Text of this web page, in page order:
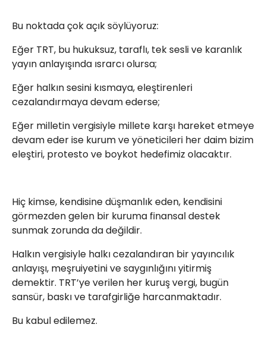
Bu noktada çok açık söylüyoruz:
Eğer TRT, bu hukuksuz, taraflı, tek sesli ve karanlık
yayın anlayışında ısrarcı olursa;
Eğer halkın sesini kısmaya, eleştirenleri
cezalandırmaya devam ederse;
Eğer milletin vergisiyle millete karşı hareket etmeye
devam eder ise kurum ve yöneticileri her daim bizim
eleştiri, protesto ve boykot hedefimiz olacaktır.
Hiç kimse, kendisine düşmanlık eden, kendisini
görmezden gelen bir kuruma finansal destek
sunmak zorunda da değildir.
Halkın vergisiyle halkı cezalandıran bir yayıncılık
anlayışı, meşruiyetini ve saygınlığını yitirmiş
demektir. TRT’ye verilen her kuruş vergi, bugün
sansür, baskı ve tarafgirliğe harcanmaktadır.
Bu kabul edilemez.